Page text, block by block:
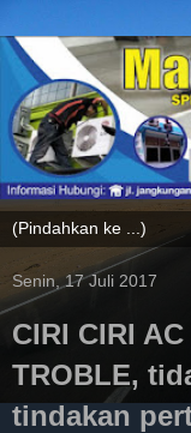
Senin, 17 Juli 2017
CIRI CIRI
TROBLE,
tindakan